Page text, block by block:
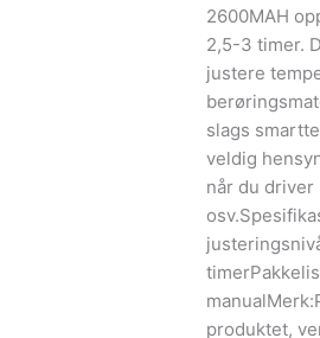
2600MAH
2,5-3 timer.
justere
slags
veldig
når du
produktet,